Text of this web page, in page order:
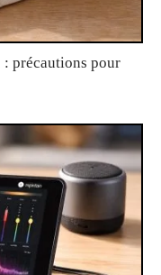
précautions pour